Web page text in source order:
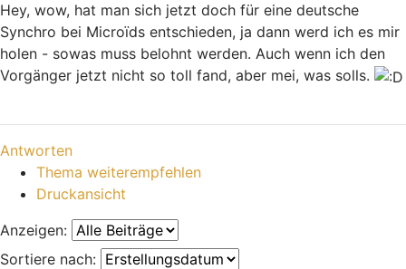
Hey, wow, hat man sich jetzt doch für eine deutsche
Synchro bei Microïds entschieden, ja dann werd ich es mir
holen - sowas muss belohnt werden. Auch wenn ich den
Vorgänger jetzt nicht so toll fand, aber mei, was solls.
Antworten
Thema weiterempfehlen
Druckansicht
Anzeigen:
Sortiere nach: